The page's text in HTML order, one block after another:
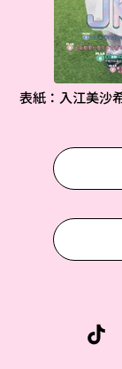
表紙：入江美沙